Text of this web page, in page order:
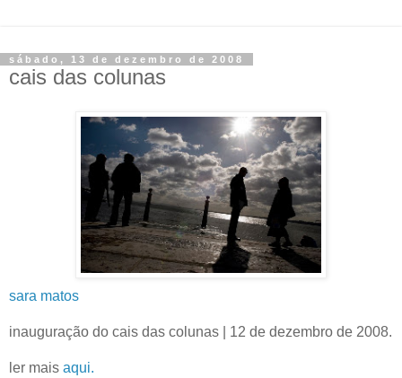
sábado, 13 de dezembro de 2008
cais das colunas
sara matos
inauguração do cais das colunas | 12 de dezembro de 2008.
ler mais aqui.